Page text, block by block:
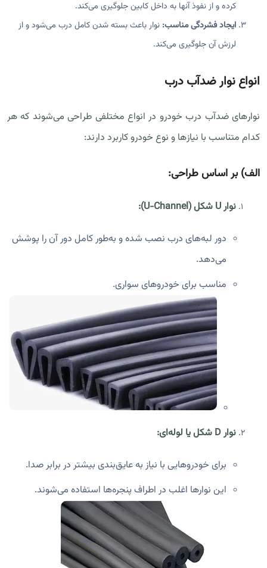
کرده و از نفوذ آنها به داخل کابین جلوگیری می‌کند.
ایجاد فشردگی مناسب: نوار باعث بسته شدن کامل درب می‌شود و از
لرزش آن جلوگیری می‌کند.
انواع نوار ضدآب درب
نوارهای ضدآب درب خودرو در انواع مختلفی طراحی می‌شوند که هر
کدام متناسب با نیازها و نوع خودرو کاربرد دارند:
الف)بر اساس طراحی:
نوار U شکل (U-Channel):
دور لبه‌های درب نصب شده و به‌طور کامل دور آن را پوشش
می‌دهد.
مناسب برای خودروهای سواری.
نوار D شکل یا لوله‌ای:
برای خودروهایی با نیاز به عایق‌بندی بیشتر در برابر صدا.
این نوارها اغلب در اطراف پنجره‌ها استفاده می‌شوند.